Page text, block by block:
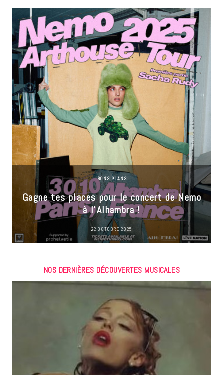
BONS PLANS
Gagne tes places pour le concert de Nemo
à l’Alhambra !
22 OCTOBRE 2025
NOS DERNIÈRES DÉCOUVERTES MUSICALES